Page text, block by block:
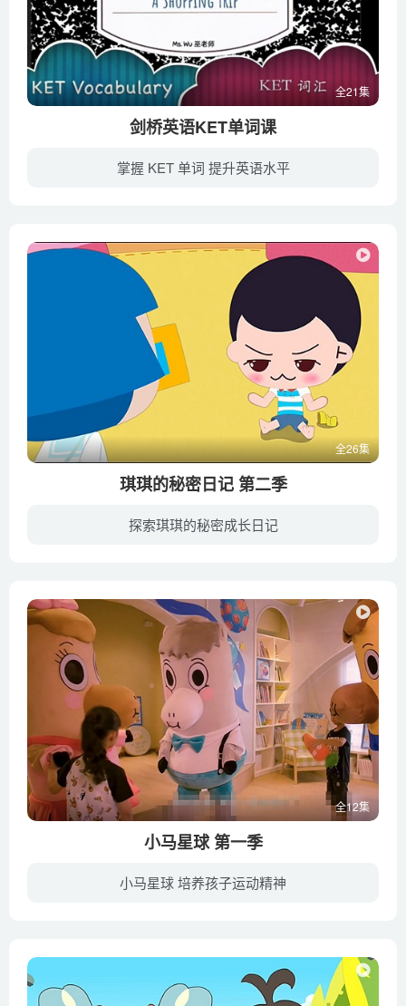
全21集
剑桥英语KET单词课
掌握 KET 单词 提升英语水平
全26集
琪琪的秘密日记 第二季
探索琪琪的秘密成长日记
全12集
小马星球 第一季
小马星球 培养孩子运动精神